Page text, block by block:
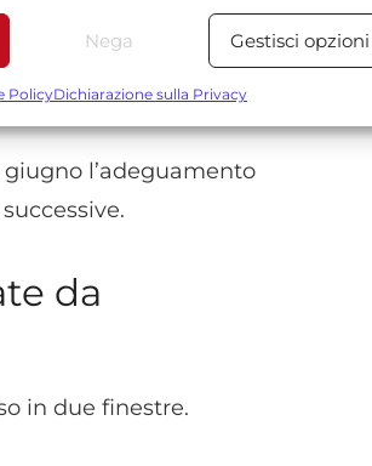
Sempre
provenienti da altre fonti di dati,
precisi, Riconoscere i
prevenire e rilevare frodi,
Nega Gestisci opzioni
PolicyDichiarazione sulla Privacy
l’ultimo mese utile per
partire da marzo con
giugno l’adeguamento
da
in due finestre.